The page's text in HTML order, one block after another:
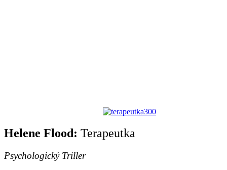
Helene Flood: Terapeutka
Psychologický Triller